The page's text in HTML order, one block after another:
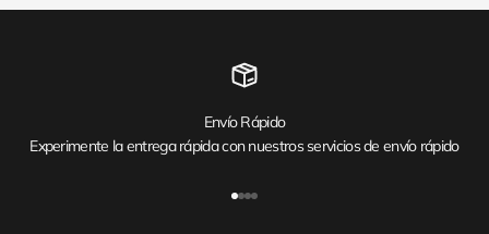
Envío Rápido
Experimente la entrega rápida con nuestros servicios de envío rápido